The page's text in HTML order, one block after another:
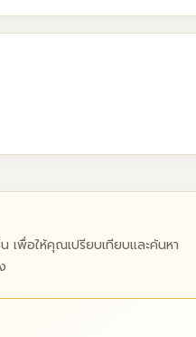
เพื่อให้คุณเปรียบเทียบและค้นหา